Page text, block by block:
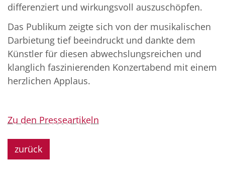
differenziert und wirkungsvoll auszuschöpfen.
Das Publikum zeigte sich von der musikalischen
Darbietung tief beeindruckt und dankte dem
Künstler für diesen abwechslungsreichen und
klanglich faszinierenden Konzertabend mit einem
herzlichen Applaus.
Zu den Presseartikeln
zurück